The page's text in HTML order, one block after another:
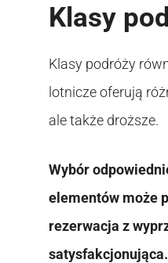
Klasy
Klasy podróży
lotnicze oferują
ale także droższe.
Wybór
elementów może
rezerwacja z
satysfakcjonująca.